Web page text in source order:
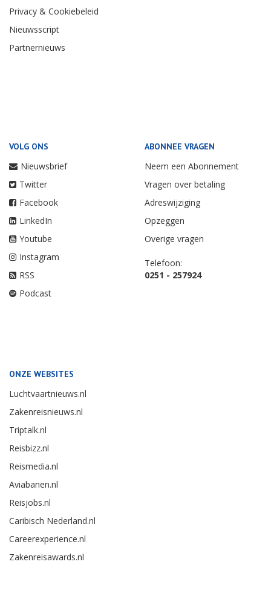
Privacy & Cookiebeleid
Nieuwsscript
Partnernieuws
VOLG ONS
Nieuwsbrief
Twitter
Facebook
LinkedIn
Youtube
Instagram
RSS
Podcast
ABONNEE VRAGEN
Neem een Abonnement
Vragen over betaling
Adreswijziging
Opzeggen
Overige vragen
Telefoon:
0251 - 257924
ONZE WEBSITES
Luchtvaartnieuws.nl
Zakenreisnieuws.nl
Triptalk.nl
Reisbizz.nl
Reismedia.nl
Aviabanen.nl
Reisjobs.nl
Caribisch Nederland.nl
Careerexperience.nl
Zakenreisawards.nl